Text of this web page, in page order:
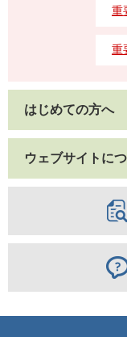
重
重
はじめての方へ
ウェブサイトに